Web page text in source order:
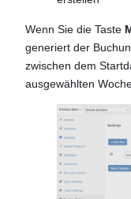
Wenn Sie die Taste
generiert der
zwischen dem
ausgewählten